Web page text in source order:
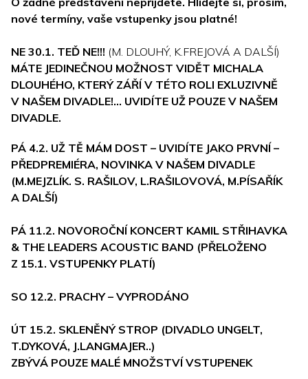
nové termíny, vaše vstupenky jsou platné!
NE 30.1. TEĎ NE!!! (M. DLOUHÝ, K.FREJOVÁ A DALŠÍ)
MÁTE JEDINEČNOU MOŽNOST VIDĚT MICHALA
DLOUHÉHO, KTERÝ ZÁŘÍ V TÉTO ROLI EXLUZIVNĚ
V NAŠEM DIVADLE!... UVIDÍTE UŽ POUZE V NAŠEM
DIVADLE.
PÁ 4.2. UŽ TĚ MÁM DOST – UVIDÍTE JAKO PRVNÍ –
PŘEDPREMIÉRA, NOVINKA V NAŠEM DIVADLE
(M.MEJZLÍK. S. RAŠILOV, L.RAŠILOVOVÁ, M.PÍSAŘÍK
A DALŠÍ)
PÁ 11.2. NOVOROČNÍ KONCERT KAMIL STŘIHAVKA
& THE LEADERS ACOUSTIC BAND (PŘELOŽENO
Z 15.1. VSTUPENKY PLATÍ)
SO 12.2. PRACHY– VYPRODÁNO
ÚT 15.2. SKLENĚNÝ STROP (DIVADLO UNGELT,
T.DYKOVÁ, J.LANGMAJER..)
ZBÝVÁ POUZE MALÉ MNOŽSTVÍ VSTUPENEK